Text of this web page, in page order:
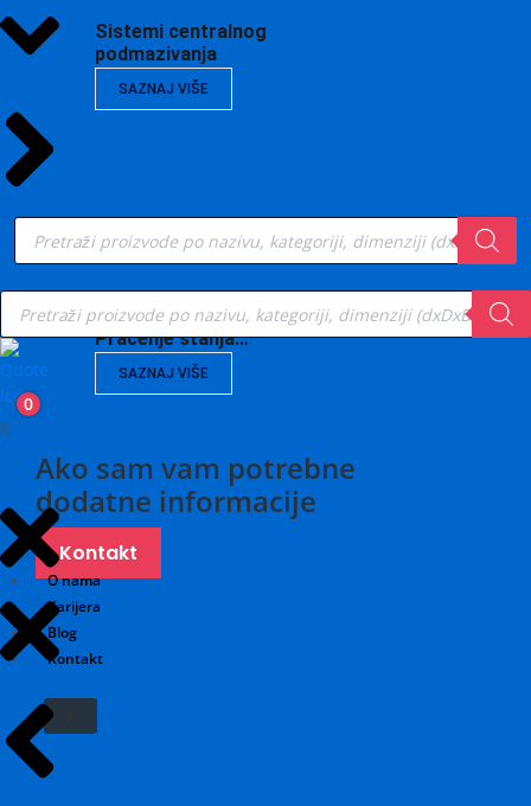
Sistemi centralnog
podmazivanja
SAZNAJ VIŠE
Vibrodijagnostika,
Praćenje stanja…
SAZNAJ VIŠE
Ako sam vam potrebne
dodatne informacije
Kontakt
O nama
Karijera
Blog
Kontakt
Products
search
Products
search
0
X